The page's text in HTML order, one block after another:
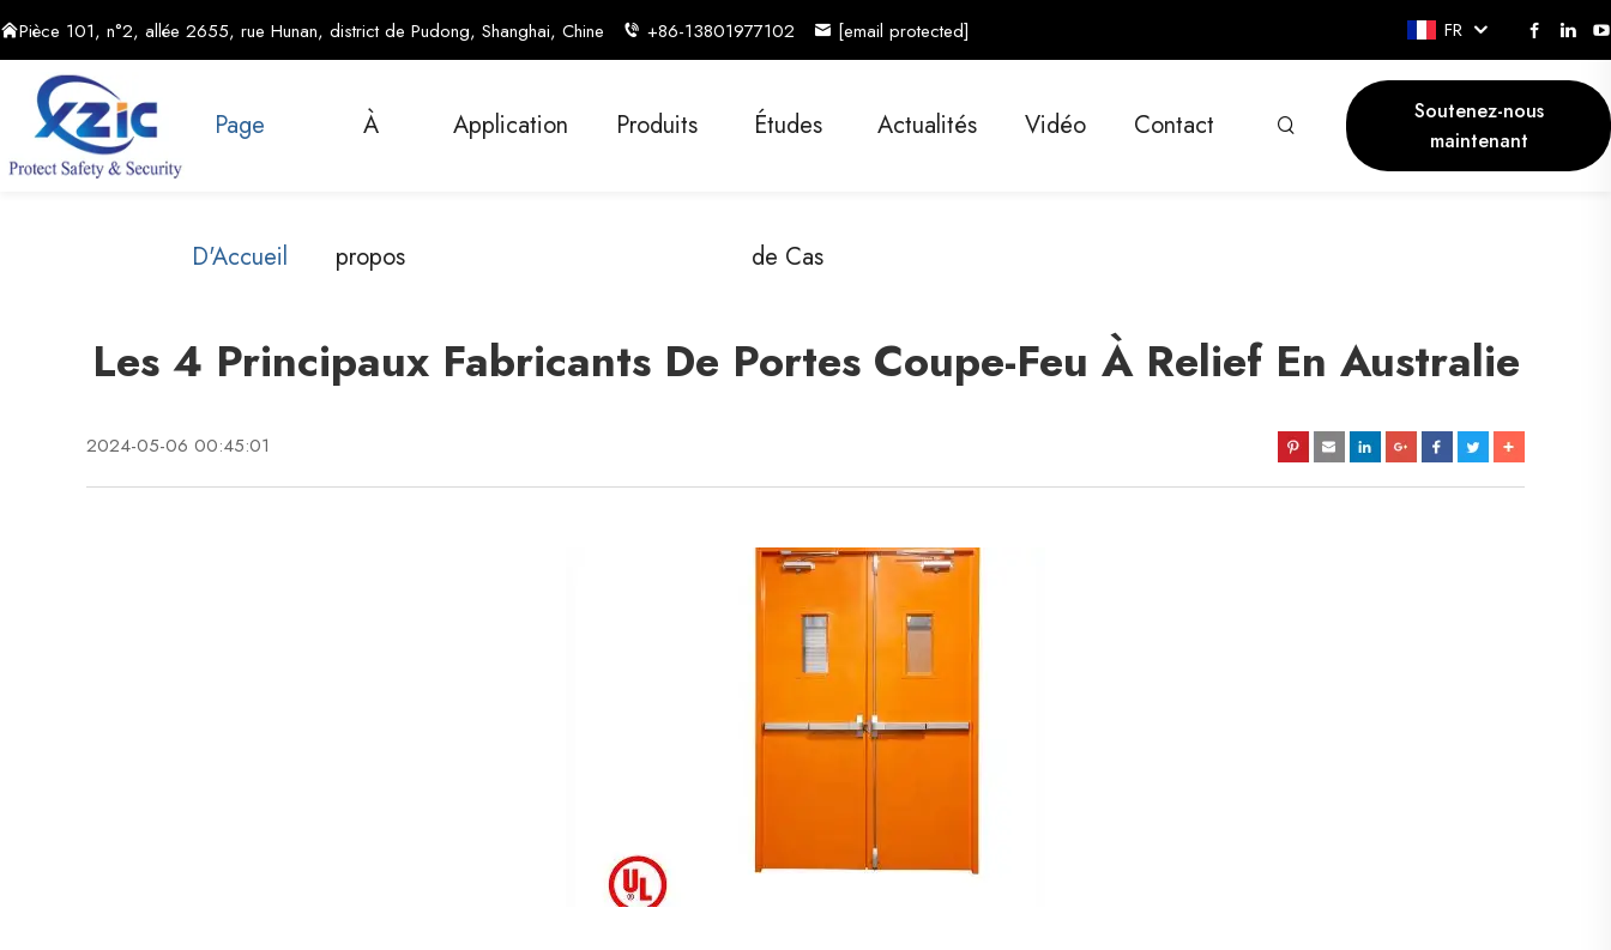
Pièce 101, n°2, allée 2655, rue Hunan, district de Pudong, Shanghai, Chine +86-13801977102 [email protected] FR
Page
D'Accueil
À
propos
Application Produits Études
de Cas
Actualités Vidéo Contact
Soutenez-nous
maintenant
Les 4 Principaux Fabricants De Portes Coupe-Feu À Relief En Australie
2024-05-06 00:45:01